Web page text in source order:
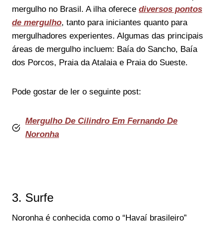
mergulho no Brasil. A ilha oferece diversos pontos
de mergulho, tanto para iniciantes quanto para
mergulhadores experientes. Algumas das principais
áreas de mergulho incluem: Baía do Sancho, Baía
dos Porcos, Praia da Atalaia e Praia do Sueste.
Pode gostar de ler o seguinte post:
Mergulho De Cilindro Em Fernando De
Noronha
3. Surfe
Noronha é conhecida como o “Havaí brasileiro”